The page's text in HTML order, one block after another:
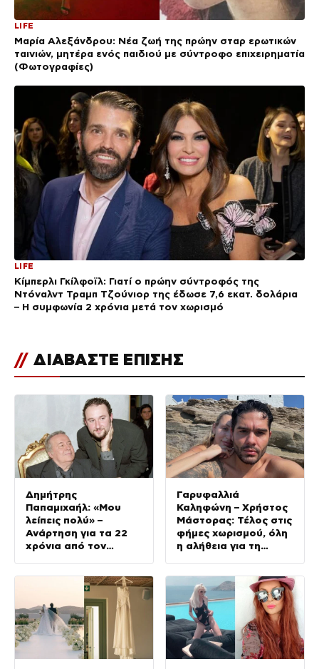
LIFE
Μαρία Αλεξάνδρου: Νέα ζωή της πρώην σταρ ερωτικών
ταινιών, μητέρα ενός παιδιού με σύντροφο επιχειρηματία
(Φωτογραφίες)
LIFE
Κίμπερλι Γκίλφοϊλ: Γιατί ο πρώην σύντροφός της
Ντόναλντ Τραμπ Τζούνιορ της έδωσε 7,6 εκατ. δολάρια
– Η συμφωνία 2 χρόνια μετά τον χωρισμό
// ΔΙΑΒΑΣΤΕ ΕΠΙΣΗΣ
Δημήτρης
Παπαμιχαήλ: «Μου
λείπεις πολύ» –
Ανάρτηση για τα 22
χρόνια από τον
Γαρυφαλλιά
Καληφώνη – Χρήστος
Μάστορας: Τέλος στις
φήμες χωρισμού, όλη
η αλήθεια για τη